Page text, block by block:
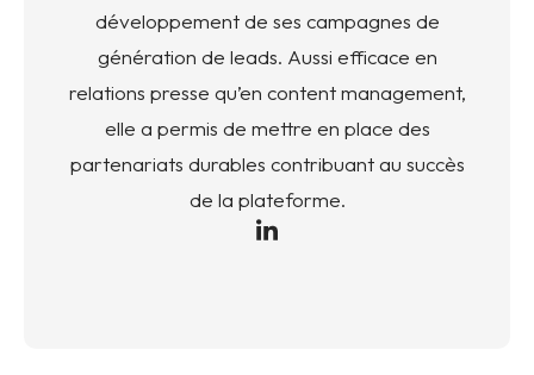
développement de ses campagnes de
génération de leads. Aussi efficace en
relations presse qu’en content management,
elle a permis de mettre en place des
partenariats durables contribuant au succès
de la plateforme.